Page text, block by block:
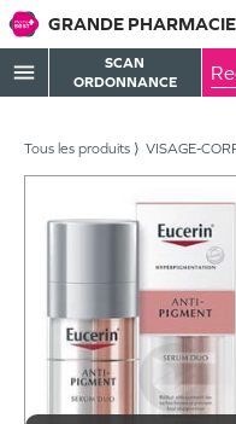
GRANDE
menu
SCAN
ORDONNANCE
Tous les produits VISAGE-